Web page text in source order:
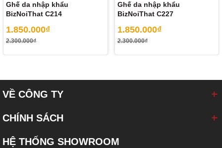
Ghế da nhập khẩu
BizNoiThat C214
1.850.000₫
2.300.000₫
Ghế da nhập khẩu
BizNoiThat C227
1.850.000₫
2.300.000₫
VỀ CÔNG TY
CHÍNH SÁCH
HỆ THỐNG SHOWROOM